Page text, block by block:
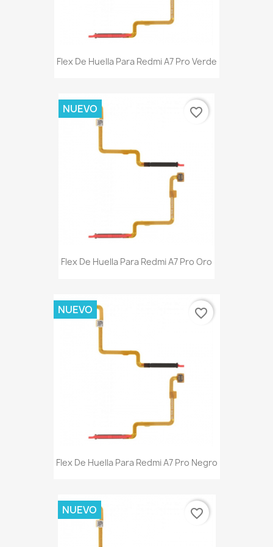
Flex De Huella Para Redmi A7 Pro Verde
Flex De Huella Para Redmi A7 Pro Oro
NUEVO favorite_border
Flex De Huella Para Redmi A7 Pro Negro
NUEVO favorite_border
NUEVO favorite_border